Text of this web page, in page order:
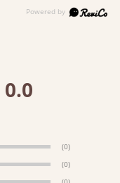
0.0
(0)
(0)